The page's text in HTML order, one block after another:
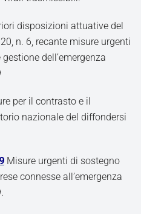
disposizioni attuative del
n. 6, recante misure urgenti
dell’emergenza
per il contrasto e il
nazionale del diffondersi
Misure urgenti di sostegno
connesse all’emergenza